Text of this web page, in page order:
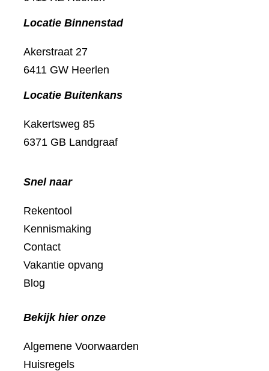
Locatie Binnenstad
Akerstraat 27
6411 GW Heerlen
Locatie Buitenkans
Kakertsweg 85
6371 GB Landgraaf
Snel naar
Rekentool
Kennismaking
Contact
Vakantie opvang
Blog
Bekijk hier onze
Algemene Voorwaarden
Huisregels